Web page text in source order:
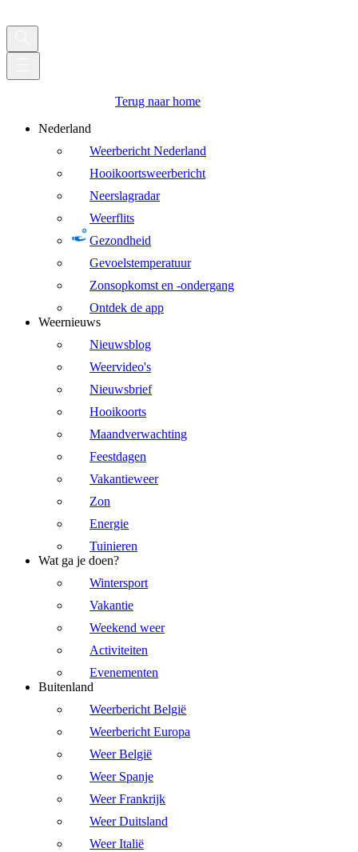
Terug naar home
Nederland
Weerbericht Nederland
Hooikoortsweerbericht
Neerslagradar
Weerflits
Gezondheid
Gevoelstemperatuur
Zonsopkomst en -ondergang
Ontdek de app
Weernieuws
Nieuwsblog
Weervideo's
Nieuwsbrief
Hooikoorts
Maandverwachting
Feestdagen
Vakantieweer
Zon
Energie
Tuinieren
Wat ga je doen?
Wintersport
Vakantie
Weekend weer
Activiteiten
Evenementen
Buitenland
Weerbericht België
Weerbericht Europa
Weer België
Weer Spanje
Weer Frankrijk
Weer Duitsland
Weer Italië